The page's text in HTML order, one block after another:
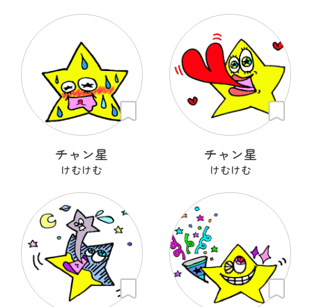
チャン星
けむけむ
チャン星
けむけむ